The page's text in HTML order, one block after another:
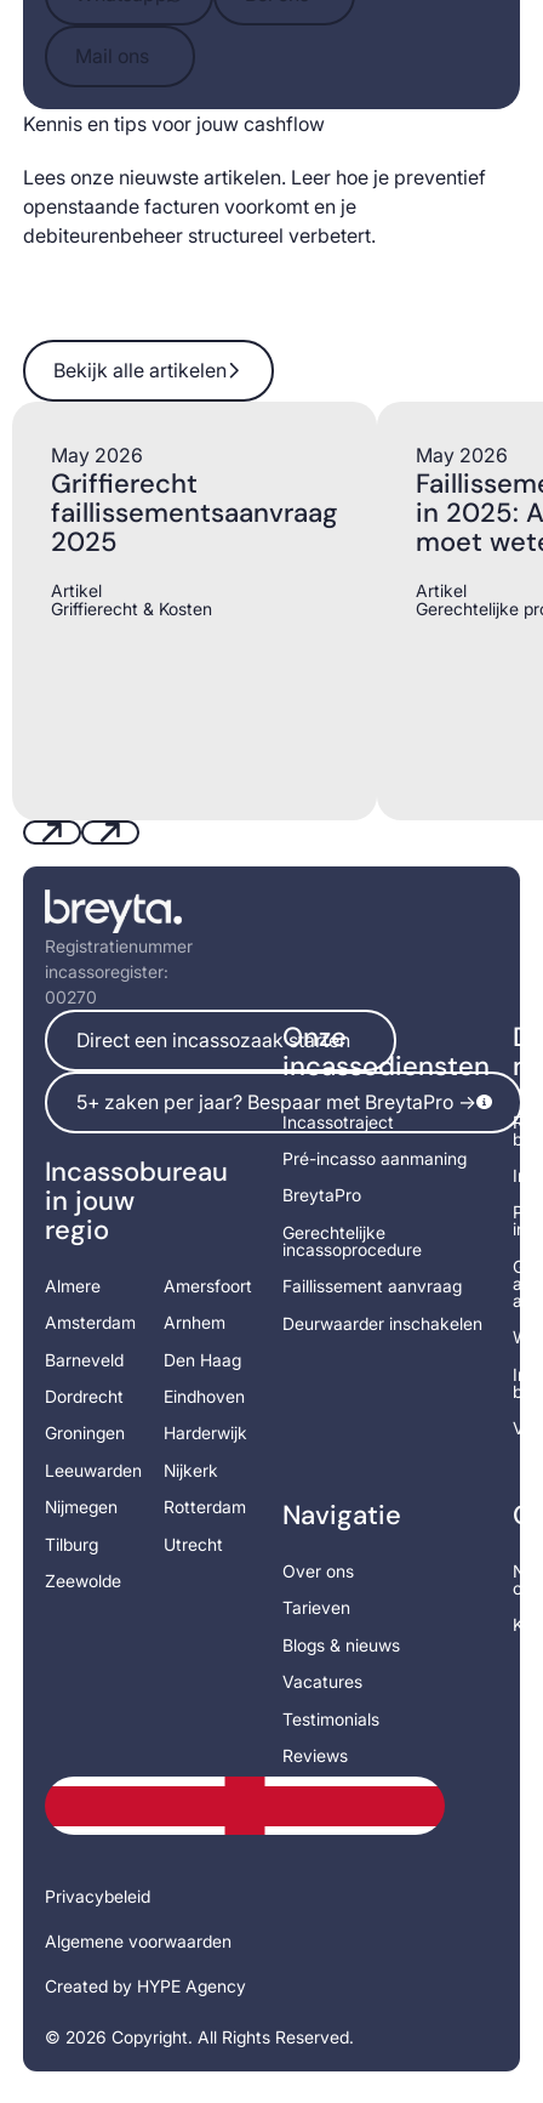
Mail ons
Mail ons
Kennis en tips voor jouw cashflow
Lees onze nieuwste artikelen. Leer hoe je preventief
openstaande facturen voorkomt en je
debiteurenbeheer structureel verbetert.
Bekijk alle artikelen
Bekijk alle artikelen
May 2026
Griffierecht
faillissementsaanvraag
2025
Artikel
Griffierecht & Kosten
May 2026
in 2025:
moet
Artikel
Gerechtelijke
PreviousNext
Footer
Registratienummer
incassoregister:
00270
Direct een incassozaak starten
Direct een incassozaak starten
5+ zaken per jaar? Bespaar met BreytaPro ->
5+ zaken per jaar? Bespaar met BreytaPro ->
Incassobureau
in jouw
regio
Almere
Amersfoort
Amsterdam
Arnhem
Barneveld
Den Haag
Dordrecht
Eindhoven
Groningen
Harderwijk
Leeuwarden
Nijkerk
Nijmegen
Rotterdam
Tilburg
Utrecht
Zeewolde
Onze
incassodiensten
Incassotraject
Pré-incasso aanmaning
BreytaPro
Gerechtelijke
incassoprocedure
Faillissement aanvraag
Deurwaarder inschakelen
Navigatie
Over ons
Tarieven
Blogs & nieuws
Vacatures
Testimonials
Reviews
op
© 2026 Copyright. All Rights Reserved.
Privacybeleid
Algemene voorwaarden
Created by HYPE Agency